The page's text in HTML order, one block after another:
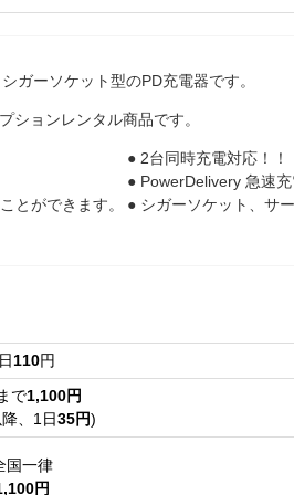
ガーソケット型のPD充電器です。
ョンレンタル商品です。
とができます。
● 2台同時充電対応！！
● PowerDelivery 急速
● シガーソケット、サ
110円
で1,100円
、1日35円)
国一律
円